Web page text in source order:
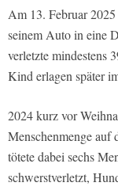
Am 13. Februar
seinem Auto in eine
verletzte mindestens
Kind erlagen später
2024 kurz vor
Menschenmenge auf
tötete dabei sechs
schwerstverletzt,